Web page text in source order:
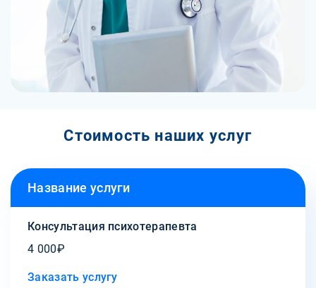
Стоимость наших услуг
Название услуги
Консультация психотерапевта
4 000₽
Заказать услугу